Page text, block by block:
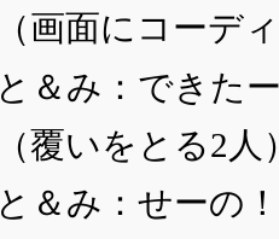
（画面にコーデ
と＆み：できた
（覆いをとる2人
と＆み：せーの！